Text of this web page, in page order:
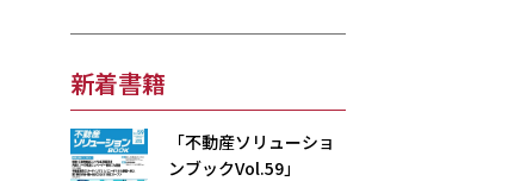
新着書籍
「不動産ソリューショ
ンブックVol.59」